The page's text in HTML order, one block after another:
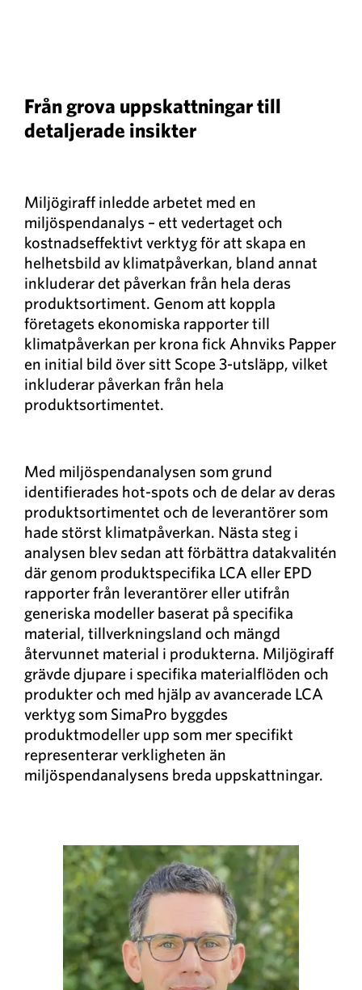
Från grova uppskattningar till
detaljerade insikter
Miljögiraff inledde arbetet med en
miljöspendanalys – ett vedertaget och
kostnadseffektivt verktyg för att skapa en
helhetsbild av klimatpåverkan, bland annat
inkluderar det påverkan från hela deras
produktsortiment. Genom att koppla
företagets ekonomiska rapporter till
klimatpåverkan per krona fick Ahnviks Papper
en initial bild över sitt Scope 3-utsläpp, vilket
inkluderar påverkan från hela
produktsortimentet.
Med miljöspendanalysen som grund
identifierades hot-spots och de delar av deras
produktsortimentet och de leverantörer som
hade störst klimatpåverkan. Nästa steg i
analysen blev sedan att förbättra datakvalitén
där genom produktspecifika LCA eller EPD
rapporter från leverantörer eller utifrån
generiska modeller baserat på specifika
material, tillverkningsland och mängd
återvunnet material i produkterna. Miljögiraff
grävde djupare i specifika materialflöden och
produkter och med hjälp av avancerade LCA
verktyg som SimaPro byggdes
produktmodeller upp som mer specifikt
representerar verkligheten än
miljöspendanalysens breda uppskattningar.